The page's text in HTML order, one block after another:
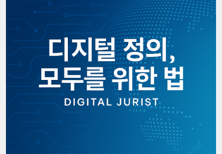
[KOR] ‘디지털노마드’ 비자 정식 도입
2026년 07월 08일